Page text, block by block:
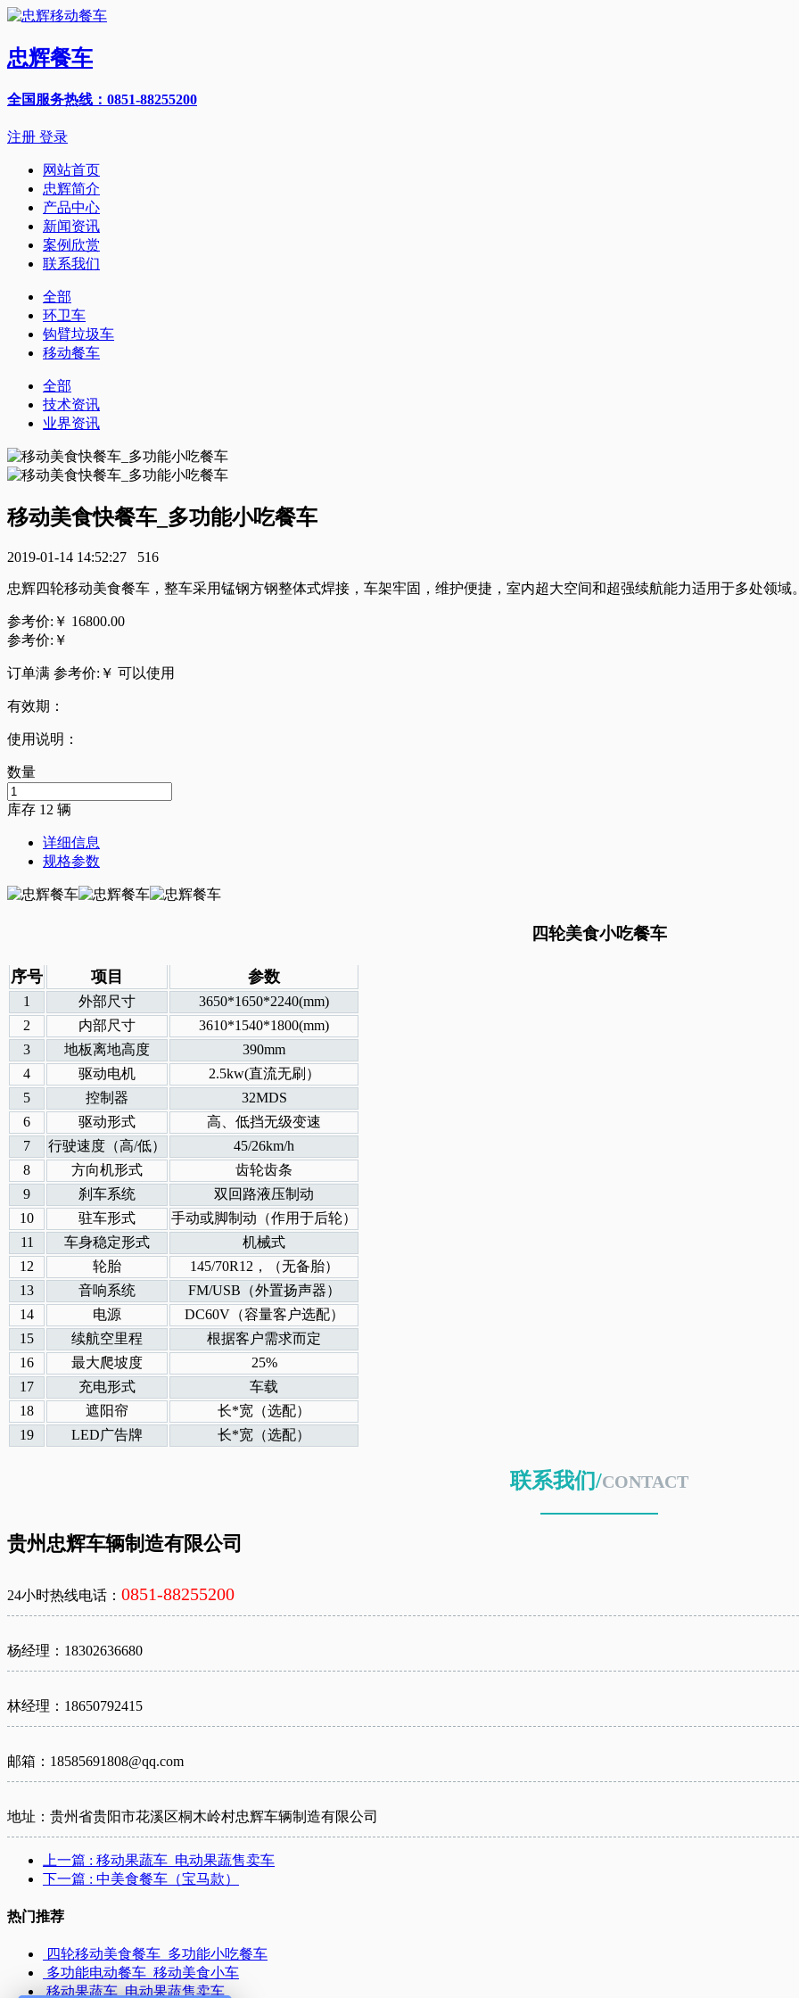
忠辉餐车
全国服务热线：0851-88255200
注册 登录
网站首页
忠辉简介
产品中心
新闻资讯
案例欣赏
联系我们
全部
环卫车
钩臂垃圾车
移动餐车
全部
技术资讯
业界资讯
移动美食快餐车_多功能小吃餐车
2019-01-14 14:52:27 516
忠辉四轮移动美食餐车，整车采用锰钢方钢整体式焊接，车架牢固，维护便捷，室内超大空间和超强续航能力适用于多处领域
参考价:￥ 16800.00
参考价:￥
订单满 参考价:￥ 可以使用
有效期：
使用说明：
数量
库存 12 辆
详细信息
规格参数
四轮美食小吃餐车
序号 项目 参数
1 外部尺寸
3650*1650*2240(mm)
2
内部尺寸
3610*1540*1800(mm)
3
地板离地高度
390mm
4
驱动电机
2.5kw(直流无刷）
5
控制器
32MDS
6
驱动形式
高、低挡无级变速
7
行驶速度（高/低）
45/26km/h
8
方向机形式
齿轮齿条
9
刹车系统
双回路液压制动
10
驻车形式
手动或脚制动（作用于后轮）
11
车身稳定形式
机械式
12
轮胎
145/70R12，（无备胎）
13
音响系统
FM/USB（外置扬声器）
14
电源
DC60V（容量客户选配）
15
续航空里程
根据客户需求而定
16
最大爬坡度
25%
17
充电形式
车载
18
遮阳帘
长*宽（选配）
19
LED广告牌 长*宽（选配）
联系我们/CONTACT
贵州忠辉车辆制造有限公司
24小时热线电话： 0851-88255200
杨经理：18302636680
林经理：18650792415
邮箱：18585691808@qq.com
地址：贵州省贵阳市花溪区桐木岭村忠辉车辆制造有限公司
上一篇 : 移动果蔬车_电动果蔬售卖车
下一篇 : 中美食餐车（宝马款）
热门推荐
四轮移动美食餐车_多功能小吃餐车
多功能电动餐车_移动美食小车
移动果蔬车_电动果蔬售卖车